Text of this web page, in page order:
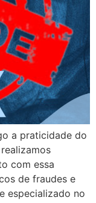
a praticidade do
com essa
de fraudes e
especializado no